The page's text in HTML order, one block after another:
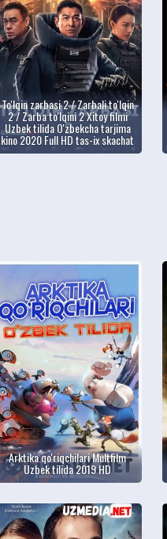
To'lqin zarbasi 2 / Zarbali to'lqin
2 / Zarba to'lqini 2 Xitoy filmi
Uzbek tilida O'zbekcha tarjima
kino 2020 Full HD tas-ix skachat
Arktika qo'riqchilari Multfilm
Uzbek tilida 2019 HD